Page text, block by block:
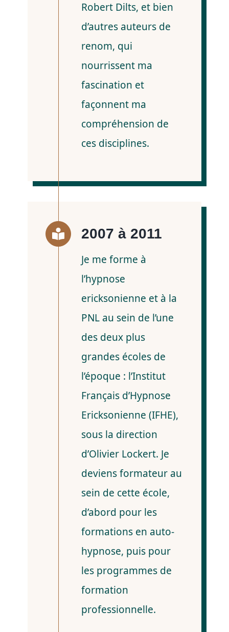
Robert Dilts, et bien
d’autres auteurs de
renom, qui
nourrissent ma
fascination et
façonnent ma
compréhension de
ces disciplines.
2007 à 2011
Je me forme à
l’hypnose
ericksonienne et à la
PNL au sein de l’une
des deux plus
grandes écoles de
l’époque : l’Institut
Français d’Hypnose
Ericksonienne (IFHE),
sous la direction
d’Olivier Lockert. Je
deviens formateur au
sein de cette école,
d’abord pour les
formations en auto-
hypnose, puis pour
les programmes de
formation
professionnelle.